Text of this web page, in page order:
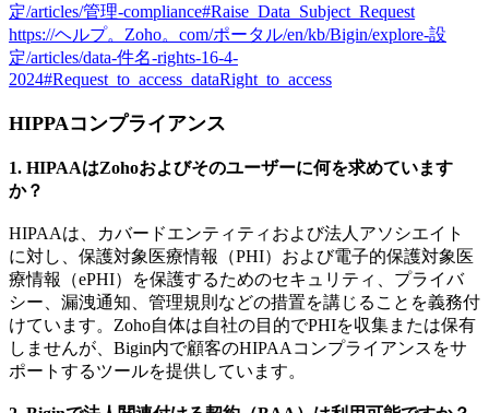
定/articles/管理-compliance#Raise_Data_Subject_Request
https://ヘルプ。Zoho。com/ポータル/en/kb/Bigin/explore-設
定/articles/data-件名-rights-16-4-
2024#Request_to_access_dataRight_to_access
HIPPAコンプライアンス
1. HIPAAはZohoおよびそのユーザーに何を求めています
か？
HIPAAは、カバードエンティティおよび法人アソシエイト
に対し、保護対象医療情報（PHI）および電子的保護対象医
療情報（ePHI）を保護するためのセキュリティ、プライバ
シー、漏洩通知、管理規則などの措置を講じることを義務付
けています。Zoho自体は自社の目的でPHIを収集または保有
しませんが、Bigin内で顧客のHIPAAコンプライアンスをサ
ポートするツールを提供しています。